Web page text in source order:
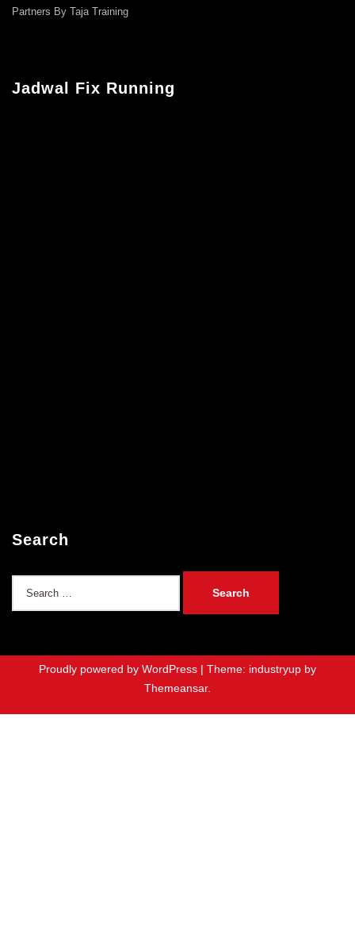
Partners By Taja Training
Jadwal Fix Running
Search
Proudly powered by WordPress | Theme: industryup by
Themeansar.